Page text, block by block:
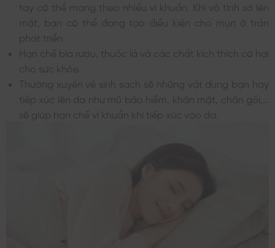
tay có thể mang theo nhiều vi khuẩn. Khi vô tình sờ lên
mặt, bạn có thể đang tạo điều kiện cho mụn ở trán
phát triển.
Hạn chế bia rượu, thuốc lá và các chất kích thích có hại
cho sức khỏe.
Thường xuyên vệ sinh sạch sẽ những vật dụng bạn hay
tiếp xúc lên da như mũ bảo hiểm, khăn mặt, chăn gối,…
sẽ giúp hạn chế vi khuẩn khi tiếp xúc vào da.